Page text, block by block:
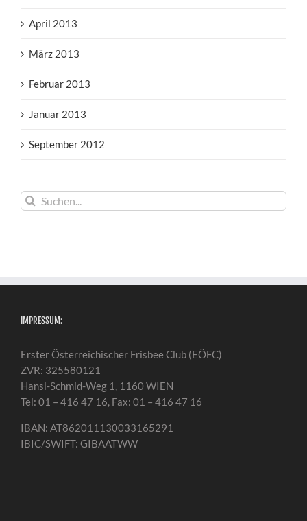
April 2013
März 2013
Februar 2013
Januar 2013
September 2012
Suche
nach:
IMPRESSUM:
Erster Österreichischer Frisbee Club (EÖFC)
ZVR: 325580121
Hansl-Schmid-Weg 1, 1160 WIEN
Tel: 01 – 416 47 16, Fax: 01 – 416 47 16
IBAN: AT862011130033165291
IBIC/SWIFT: GIBAATWW